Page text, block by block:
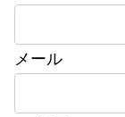
メール